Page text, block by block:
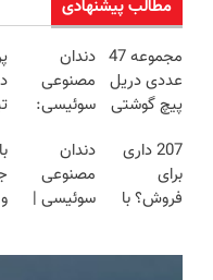
مطالب پیشنهادی
مجموعه 47
عددی دریل
پیچ گوشتی
(تخفیف به
مدت
محدود)
دندان
مصنوعی
سوئیسی:
فناوری
اروپا، سبک
و مقاوم |
207 داری
برای
فروش؟ با
دندان
مصنوعی
سوئیسی |